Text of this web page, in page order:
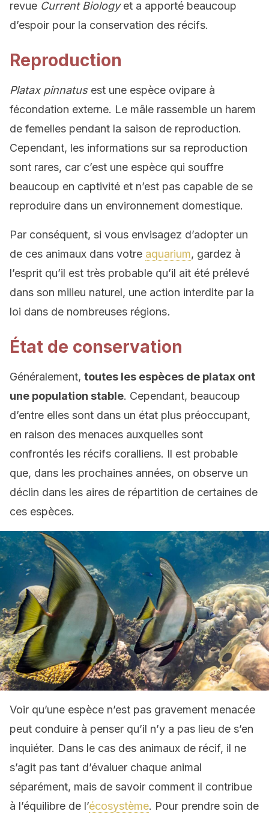
revue Current Biologyet a apporté beaucoup
d’espoir pour la conservation des récifs.
Reproduction
Platax pinnatusest une espèce ovipare à
fécondation externe. Le mâle rassemble un harem
de femelles pendant la saison de reproduction.
Cependant, les informations sur sa reproduction
sont rares, car c’est une espèce qui souffre
beaucoup en captivité et n’est pas capable de se
reproduire dans un environnement domestique.
Par conséquent, si vous envisagez d’adopter un
de ces animaux dans votre aquarium, gardez à
l’esprit qu’il est très probable qu’il ait été prélevé
dans son milieu naturel, une action interdite par la
loi dans de nombreuses régions.
État de conservation
Généralement, toutes les espèces de platax ont
une population stable. Cependant, beaucoup
d’entre elles sont dans un état plus préoccupant,
en raison des menaces auxquelles sont
confrontés les récifs coralliens. Il est probable
que, dans les prochaines années, on observe un
déclin dans les aires de répartition de certaines de
ces espèces.
Voir qu’une espèce n’est pas gravement menacée
peut conduire à penser qu’il n’y a pas lieu de s’en
inquiéter. Dans le cas des animaux de récif, il ne
s’agit pas tant d’évaluer chaque animal
séparément, mais de savoir comment il contribue
à l’équilibre de l’écosystème. Pour prendre soin de